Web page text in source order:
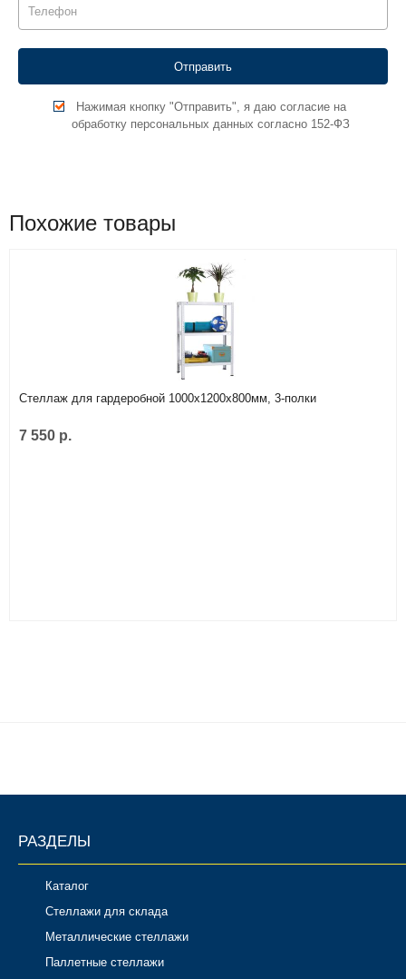
Нажимая кнопку "Отправить", я даю согласие на
обработку персональных данных согласно 152-ФЗ
Похожие товары
Стеллаж для гардеробной 1000х1200х800мм, 3-полки
7 550 р.
РАЗДЕЛЫ
Каталог
Стеллажи для склада
Металлические стеллажи
Паллетные стеллажи